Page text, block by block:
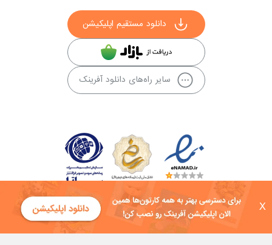
X
دانلود مستقیم اپلیکیشن
سایر راه‌های دانلود آفرینک
کلیه حقوق این سایت به شرکت توسعه فناوی هفت آسمان توکان تعلق دارد و